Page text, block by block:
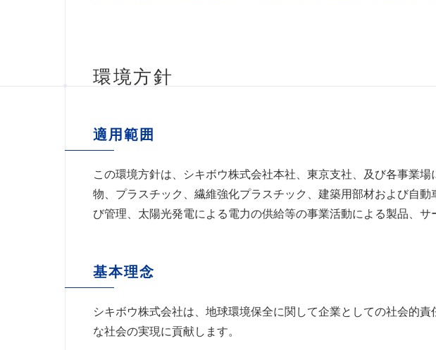
環境方針
適用範囲
この環境方針は、シキボウ株式会社本社、東京支社、及び各事業
物、プラスチック、繊維強化プラスチック、建築用部材および自
び管理、太陽光発電による電力の供給等の事業活動による製品、サ
基本理念
シキボウ株式会社は、地球環境保全に関して企業としての社会的
な社会の実現に貢献します。